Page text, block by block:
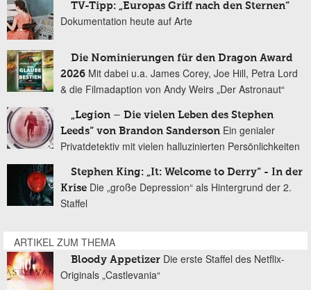
TV-Tipp: „Europas Griff nach den Sternen“
Dokumentation heute auf Arte
Die Nominierungen für den Dragon Award
2026 Mit dabei u.a. James Corey, Joe Hill, Petra Lord
& die Filmadaption von Andy Weirs „Der Astronaut“
„Legion – Die vielen Leben des Stephen
Leeds“ von Brandon Sanderson Ein genialer
Privatdetektiv mit vielen halluzinierten Persönlichkeiten
Stephen King: „It: Welcome to Derry“ - In der
Krise Die „große Depression“ als Hintergrund der 2.
Staffel
ARTIKEL ZUM THEMA
Bloody Appetizer Die erste Staffel des Netflix-
Originals „Castlevania“